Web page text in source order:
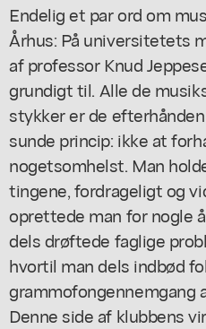
Endelig et par ord om
Århus: På universitetets
af professor Knud
grundigt til. Alle de
stykker er de
sunde princip: ikke at
nogetsomhelst. Man
tingene, fordrageligt og
oprettede man for nogle
dels drøftede faglige
hvortil man dels indbød
grammofongennemgang
Denne side af klubbens